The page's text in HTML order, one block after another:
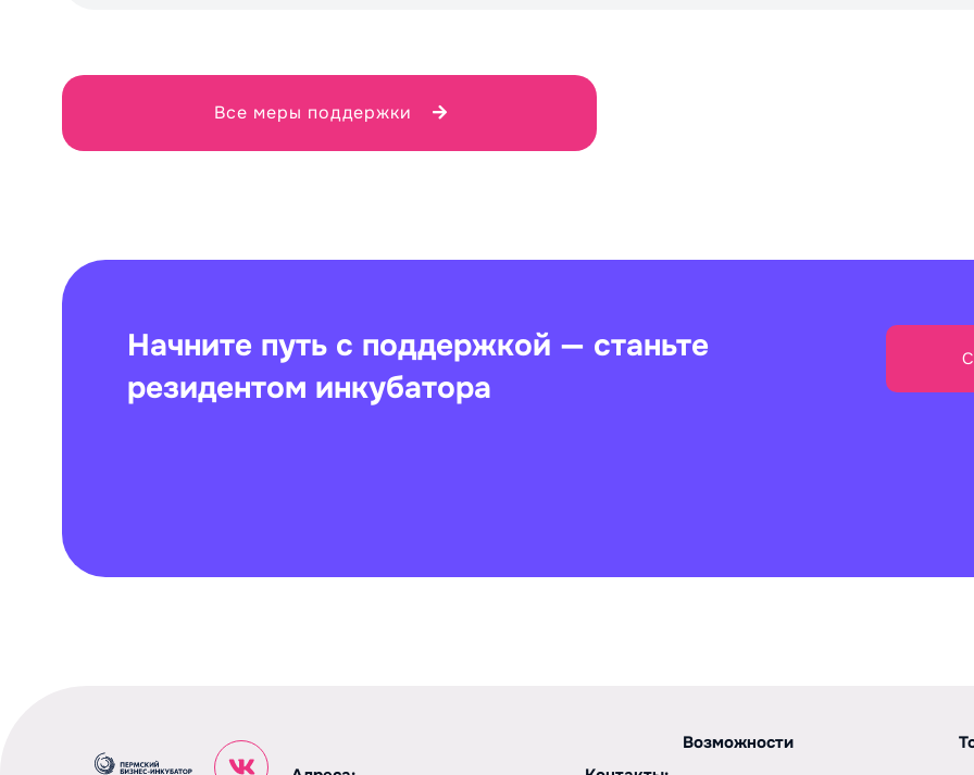
Все меры поддержки
Начните путь с поддержкой — станьте
резидентом инкубатора
Возможности